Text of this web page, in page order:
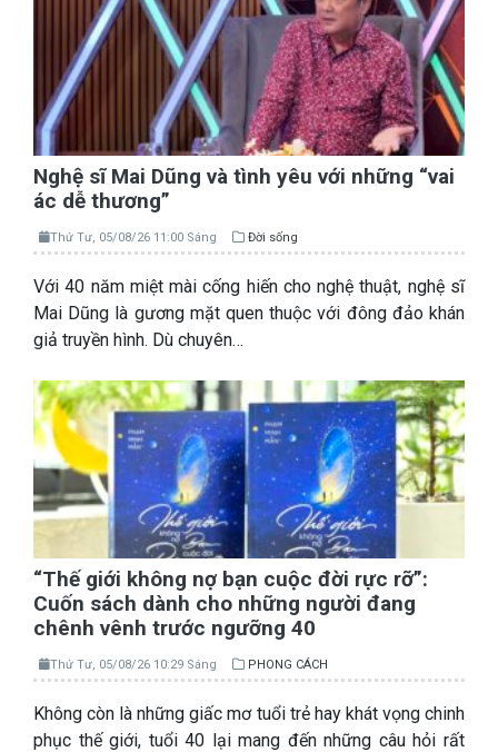
Nghệ sĩ Mai Dũng và tình yêu với những “vai
ác dễ thương”
Thứ Tư, 05/08/26 11:00 Sáng Đời sống
Với 40 năm miệt mài cống hiến cho nghệ thuật, nghệ sĩ
Mai Dũng là gương mặt quen thuộc với đông đảo khán
giả truyền hình. Dù chuyên…
“Thế giới không nợ bạn cuộc đời rực rỡ”:
Cuốn sách dành cho những người đang
chênh vênh trước ngưỡng 40
Thứ Tư, 05/08/26 10:29 Sáng PHONG CÁCH
Không còn là những giấc mơ tuổi trẻ hay khát vọng chinh
phục thế giới, tuổi 40 lại mang đến những câu hỏi rất